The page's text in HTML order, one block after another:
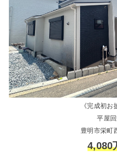
《完成初お
平屋
豊明市栄町
4,080